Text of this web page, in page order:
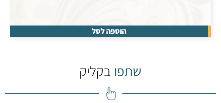
הוספה לסל
שתפו בקליק